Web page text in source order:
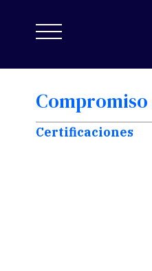
Compromiso
Certificaciones